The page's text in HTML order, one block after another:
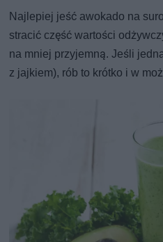
Najlepiej jeść awokado na
stracić część wartości
na mniej przyjemną. Jeśli
z jajkiem), rób to krótko i w